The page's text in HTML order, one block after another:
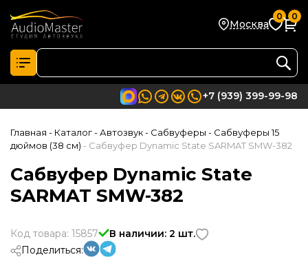
Москва
0 0
+7 (939) 399-99-98
Главная - Каталог- Автозвук- Сабвуферы - Сабвуферы 15
дюймов (38 см) - Сабвуфер Dynamic State SARMAT SMW-382
Сабвуфер Dynamic State
SARMAT SMW-382
Код товара: 15857
В наличии: 2 шт.
Поделиться: